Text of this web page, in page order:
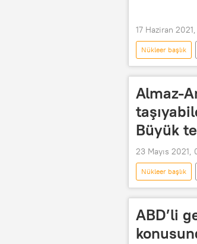
17 Haziran
Nükleer başlık
B-52
Almaz-
Büyük
23 Mayıs 2021,
Nükleer başlık
X-37B
ABD’li